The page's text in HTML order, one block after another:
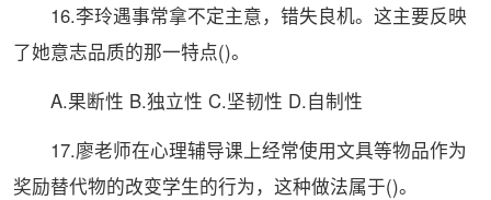
16.李玲遇事常拿不定主意，错失良机。这主要反映
了她意志品质的那一特点()。
A.果断性 B.独立性 C.坚韧性 D.自制性
17.廖老师在心理辅导课上经常使用文具等物品作为
奖励替代物的改变学生的行为，这种做法属于()。